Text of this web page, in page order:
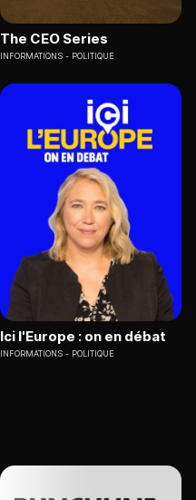
The CEO Series
INFORMATIONS POLITIQUE
Ici l'Europe : on en débat
INFORMATIONS POLITIQUE